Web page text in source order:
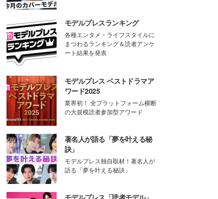
モデルプレスランキング
各種エンタメ・ライフスタイルに
まつわるランキング＆読者アンケ
ート結果を発表
モデルプレス ベストドラマア
ワード2025
業界初！ 全プラットフォーム横断
の大規模読者参加型アワード
著名人が語る「夢を叶える秘
訣」
モデルプレス独自取材！著名人が
語る「夢を叶える秘訣」
モデルプレス「読者モデル」